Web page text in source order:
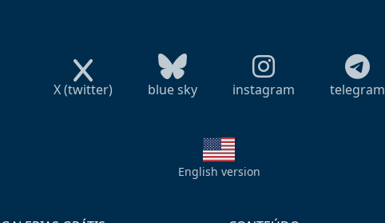
X (twitter) blue sky instagram telegram
English version